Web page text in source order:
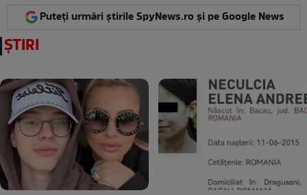
Puteți urmări știrile SpyNews.ro și pe Google News
ȘTIRI